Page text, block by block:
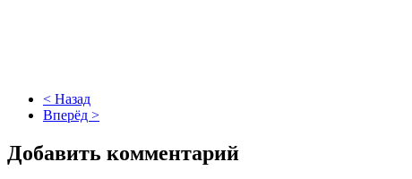
< Назад
Вперёд >
Добавить комментарий